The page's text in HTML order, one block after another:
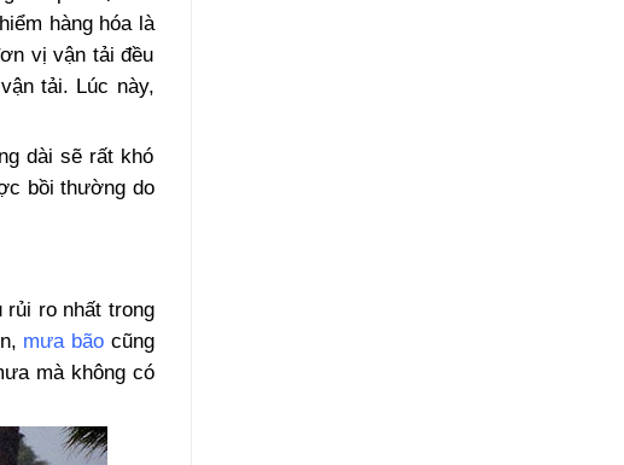
hàng hóa là
vị vận tải đều
tải. Lúc này,
dài sẽ rất khó
bồi thường do
rủi ro nhất trong
mưa bãocũng
mà không có